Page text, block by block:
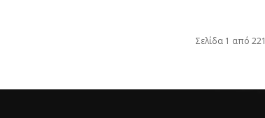
Σελίδα 1 από 221